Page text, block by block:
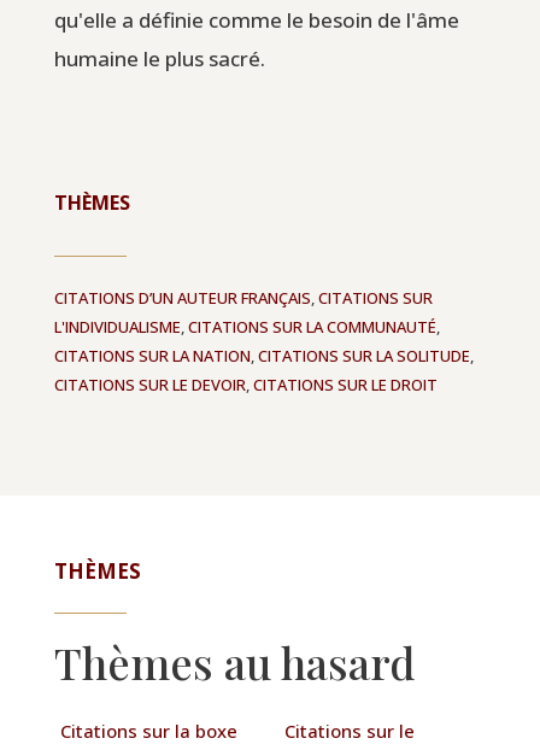
qu'elle a définie comme le besoin de l'âme
humaine le plus sacré.
THÈMES
CITATIONS D’UN AUTEUR FRANÇAIS,CITATIONS SUR
L'INDIVIDUALISME,CITATIONS SUR LA COMMUNAUTÉ,
CITATIONS SUR LA NATION,CITATIONS SUR LA SOLITUDE,
CITATIONS SUR LE DEVOIR,CITATIONS SUR LE DROIT
THÈMES
Thèmes au hasard
Citations sur la boxe
Citations sur le